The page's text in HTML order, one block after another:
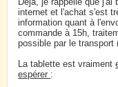
internet et l'achat s'est
information quant à
commande à 15h,
possible par le transport
La tablette est vraiment
espérer :